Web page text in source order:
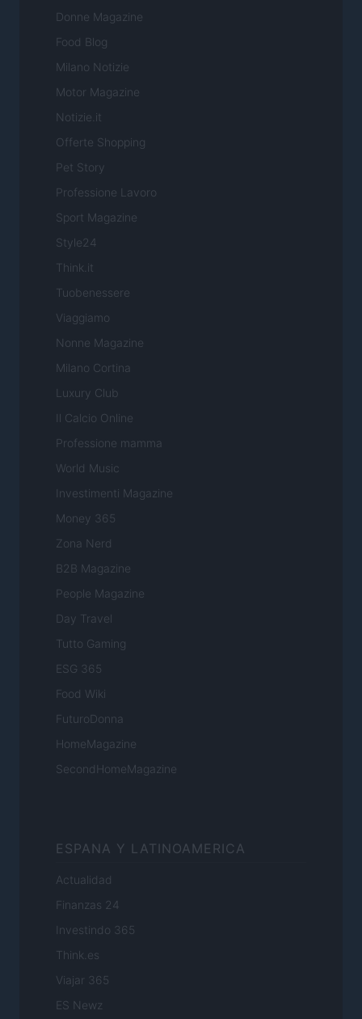
Donne Magazine
Food Blog
Milano Notizie
Motor Magazine
Notizie.it
Offerte Shopping
Pet Story
Professione Lavoro
Sport Magazine
Style24
Think.it
Tuobenessere
Viaggiamo
Nonne Magazine
Milano Cortina
Luxury Club
Il Calcio Online
Professione mamma
World Music
Investimenti Magazine
Money 365
Zona Nerd
B2B Magazine
People Magazine
Day Travel
Tutto Gaming
ESG 365
Food Wiki
FuturoDonna
HomeMagazine
SecondHomeMagazine
ESPANA Y LATINOAMERICA
Actualidad
Finanzas 24
Investindo 365
Think.es
Viajar 365
ES Newz